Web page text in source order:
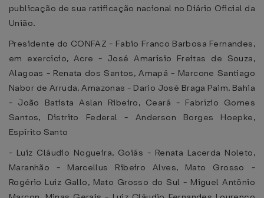
publicação de sua ratificação nacional no Diário Oficial da
União.
Presidente do CONFAZ - Fabio Franco Barbosa Fernandes,
em exercício, Acre - José Amarísio Freitas de Souza,
Alagoas - Renata dos Santos, Amapá - Marcone Santiago
Nabor de Arruda, Amazonas - Dario José Braga Paim, Bahia
- João Batista Aslan Ribeiro, Ceará - Fabrízio Gomes
Santos, Distrito Federal - Anderson Borges Hoepke,
Espírito Santo
- Luiz Cláudio Nogueira, Goiás - Renata Lacerda Noleto,
Maranhão - Marcellus Ribeiro Alves, Mato Grosso -
Rogério Luiz Gallo, Mato Grosso do Sul - Miguel Antônio